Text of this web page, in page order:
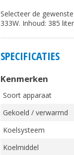
Selecteer de
333W. Inhoud: 385
SPECIFICATIES
Kenmerken
Soort apparaat
Gekoeld / verwarmd
Koelsysteem
Koelmiddel